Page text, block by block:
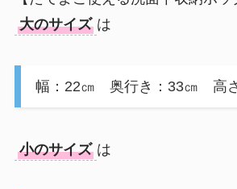
大のサイズ は
幅：22㎝ 奥行き：33㎝ 高
小のサイズ は